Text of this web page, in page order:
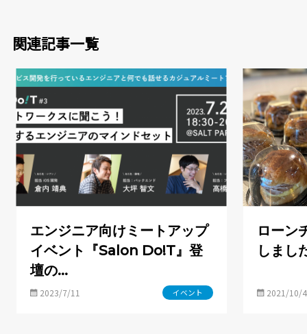
関連記事一覧
エンジニア向けミートアップ
イベント『Salon Do!T』登
壇の…
2023/7/11 イベント
ローン
しまし
2021/10/4